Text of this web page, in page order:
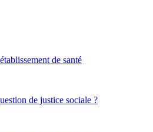
de santé
de justice sociale ?